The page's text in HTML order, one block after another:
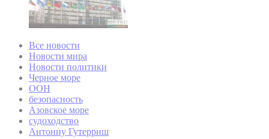
Все новости
Новости мира
Новости политики
Черное море
ООН
безопасность
Азовское море
судоходство
Антониу Гутерриш